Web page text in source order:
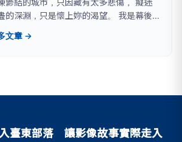
鬱結的城市，只因藏有太多悲傷， 癡迷
的深淵，只是懷上妳的渴望。 我是幕後
blog.udn.com/shiow/article
文章 →
臺東部落 讓影像故事實際走入